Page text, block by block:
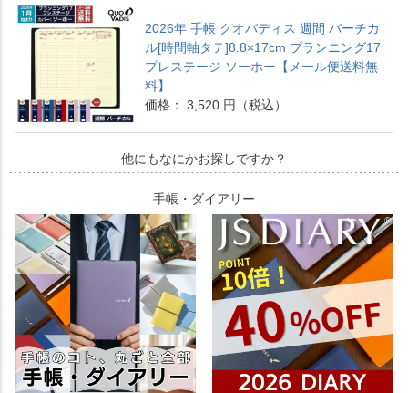
2026年 手帳 クオバディス 週間 バーチカ
ル[時間軸タテ]8.8×17cm プランニング17
プレステージ ソーホー【メール便送料無
料】
価格： 3,520 円（税込）
他にもなにかお探しですか？
手帳・ダイアリー